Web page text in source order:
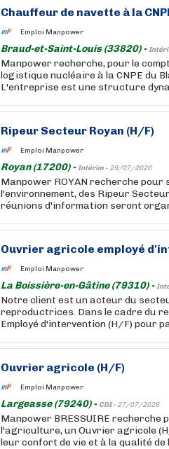
Chauffeur de navette à la
Emploi Manpower
Braud-et-Saint-Louis (33820) -
Manpower recherche, pour le
logistique nucléaire à la CNPE du
L'entreprise est une structure
Ripeur Secteur Royan (H/F)
Emploi Manpower
Royan (17200) -Intérim - 29/07/2026
Manpower ROYAN recherche
l'environnement, des Ripeur
réunions d'information seront
Ouvrier agricole employé
Emploi Manpower
La Boissière-en-Gâtine (79310) -
Notre client est un acteur du
reproductrices. Dans le cadre du
Employé d'intervention (H/F) pour
Ouvrier agricole (H/F)
Emploi Manpower
Largeasse (79240) - CDI - 27/07/2026
Manpower BRESSUIRE
l'agriculture, un Ouvrier agricole
leur confort de vie et à la qualité de